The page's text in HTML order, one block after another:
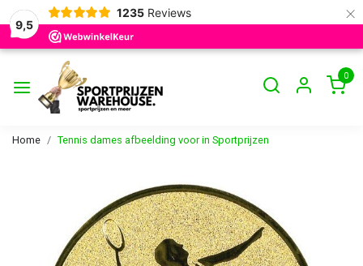
9,5
1235 Reviews ×
0
Home Tennis dames afbeelding voor in Sportprijzen